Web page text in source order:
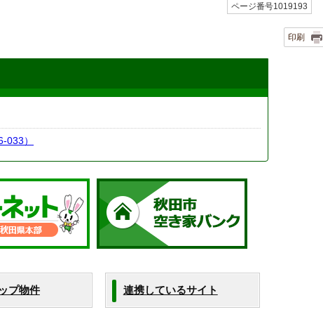
ページ番号1019193
印刷
033）
プ物件 連携しているサイト